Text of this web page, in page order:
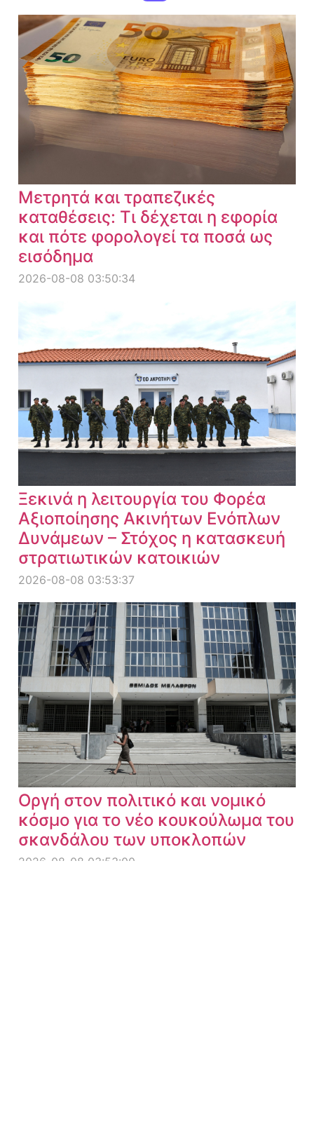
Μετρητά και τραπεζικές
καταθέσεις: Τι δέχεται η εφορία
και πότε φορολογεί τα ποσά ως
εισόδημα
2026-08-08 03:50:34
Ξεκινά η λειτουργία του Φορέα
Αξιοποίησης Ακινήτων Ενόπλων
Δυνάμεων – Στόχος η κατασκευή
στρατιωτικών κατοικιών
2026-08-08 03:53:37
Οργή στον πολιτικό και νομικό
κόσμο για το νέο κουκούλωμα του
σκανδάλου των υποκλοπών
2026-08-08 03:53:00